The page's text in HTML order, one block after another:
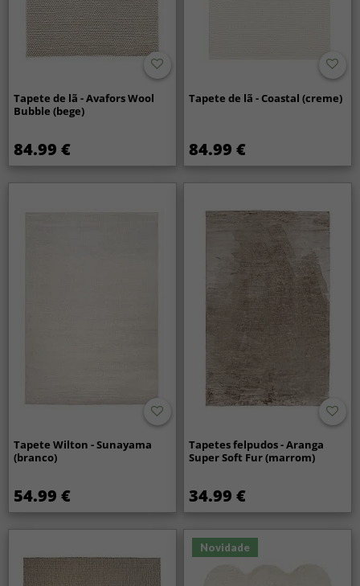
Tapete de lã - Avafors Wool
Bubble (bege)
84.99 €
Tapete de lã - Coastal (creme)
84.99 €
Tapete Wilton - Sunayama
(branco)
54.99 €
Tapetes felpudos - Aranga
Super Soft Fur (marrom)
34.99 €
Novidade